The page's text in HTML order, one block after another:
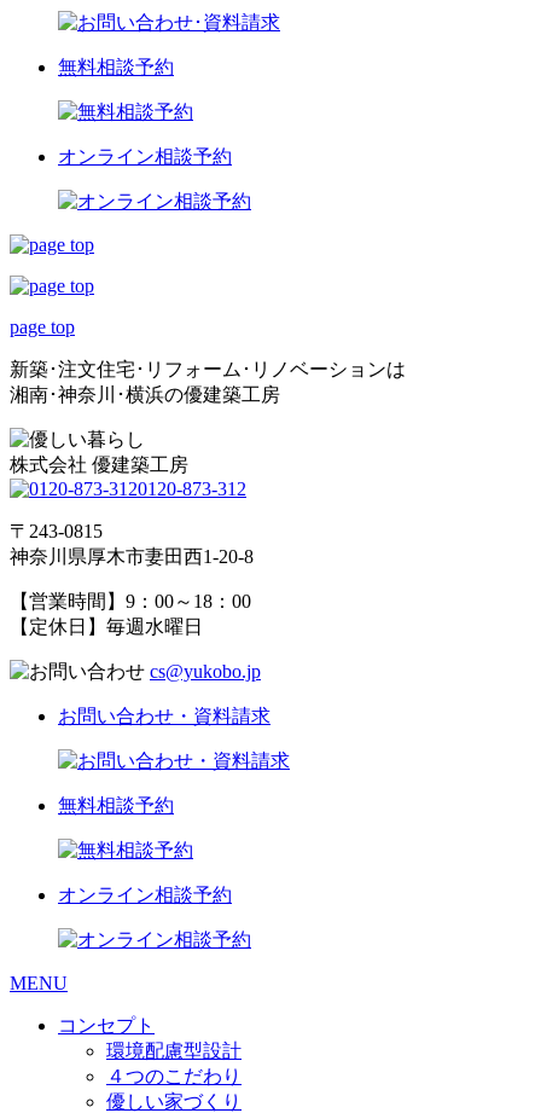
無料相談予約
オンライン相談予約
page top
新築･注文住宅･リフォーム･リノベーションは
湘南･神奈川･横浜の優建築工房
株式会社 優建築工房
0120-873-312
〒243-0815
神奈川県厚木市妻田西1-20-8
【営業時間】9：00～18：00
【定休日】毎週水曜日
cs@yukobo.jp
お問い合わせ・資料請求
無料相談予約
オンライン相談予約
MENU
コンセプト
環境配慮型設計
４つのこだわり
優しい家づくり